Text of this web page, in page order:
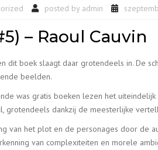
posted by admin
– Raoul Cauvin
dit boek slaagt daar grotendeels in. De
beelden.
was gratis boeken lezen het
dankzij de meesterlijke
van het plot en de personages door de
van complexiteiten en morele